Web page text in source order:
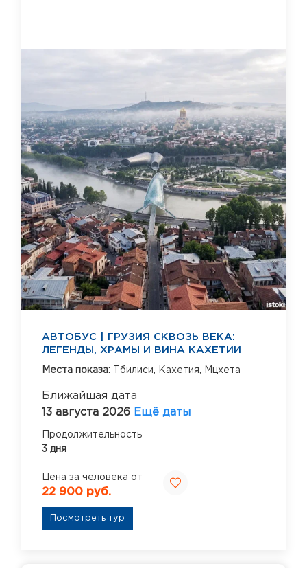
АВТОБУС | ГРУЗИЯ СКВОЗЬ ВЕКА:
ЛЕГЕНДЫ, ХРАМЫ И ВИНА КАХЕТИИ
Места показа: Тбилиси, Кахетия, Мцхета
Ближайшая дата
13 августа 2026 Ещё даты
Продолжительность
3 дня
Цена за человека от
22 900 руб.
Посмотреть тур